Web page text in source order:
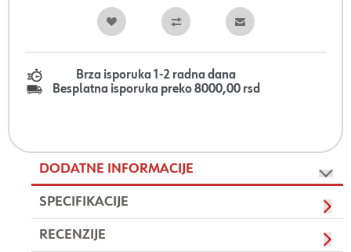
Brza isporuka 1-2 radna dana
Besplatna isporuka preko 8000,00 rsd
DODATNE INFORMACIJE
SPECIFIKACIJE
RECENZIJE